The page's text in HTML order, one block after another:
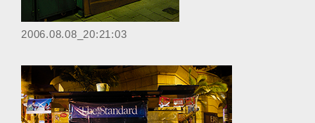
‎2006.08.08_20:21:03